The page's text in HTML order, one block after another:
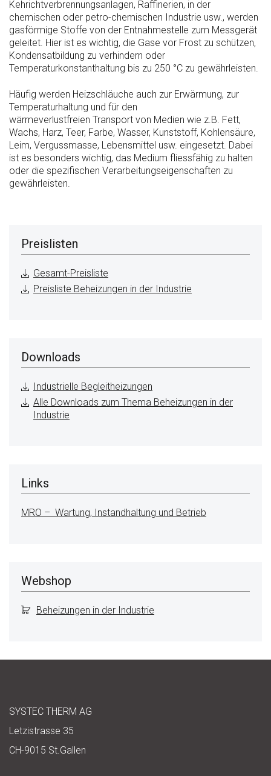
Kehricht­verbrennungs­anlagen, Raffinerien, in der
chemischen oder petro-chemischen Industrie usw., werden
gasförmige Stoffe von der Entnahmestelle zum Messgerät
geleitet. Hier ist es wichtig, die Gase vor Frost zu schützen,
Kondensatbildung zu verhindern oder
Temperaturkonstanthaltung bis zu 250 °C zu gewährleisten.
Häufig werden Heizschläuche auch zur Erwärmung, zur
Temperaturhaltung und für den
wärmeverlustfreien Transport von Medien wie z.B. Fett,
Wachs, Harz, Teer, Farbe, Wasser, Kunststoff, Kohlensäure,
Leim, Vergussmasse, Lebensmittel usw. eingesetzt. Dabei
ist es besonders wichtig, das Medium fliessfähig zu halten
oder die spezifischen Verarbeitungseigenschaften zu
gewährleisten.
Preislisten
Gesamt-Preisliste
Preisliste Beheizungen in der Industrie
Downloads
Industrielle Begleitheizungen
Alle Downloads zum Thema Beheizungen in der
Industrie
Links
MRO – Wartung, Instandhaltung und Betrieb
Webshop
Beheizungen in der Industrie
SYSTEC THERM AG
Letzistrasse 35
CH-9015 St.Gallen